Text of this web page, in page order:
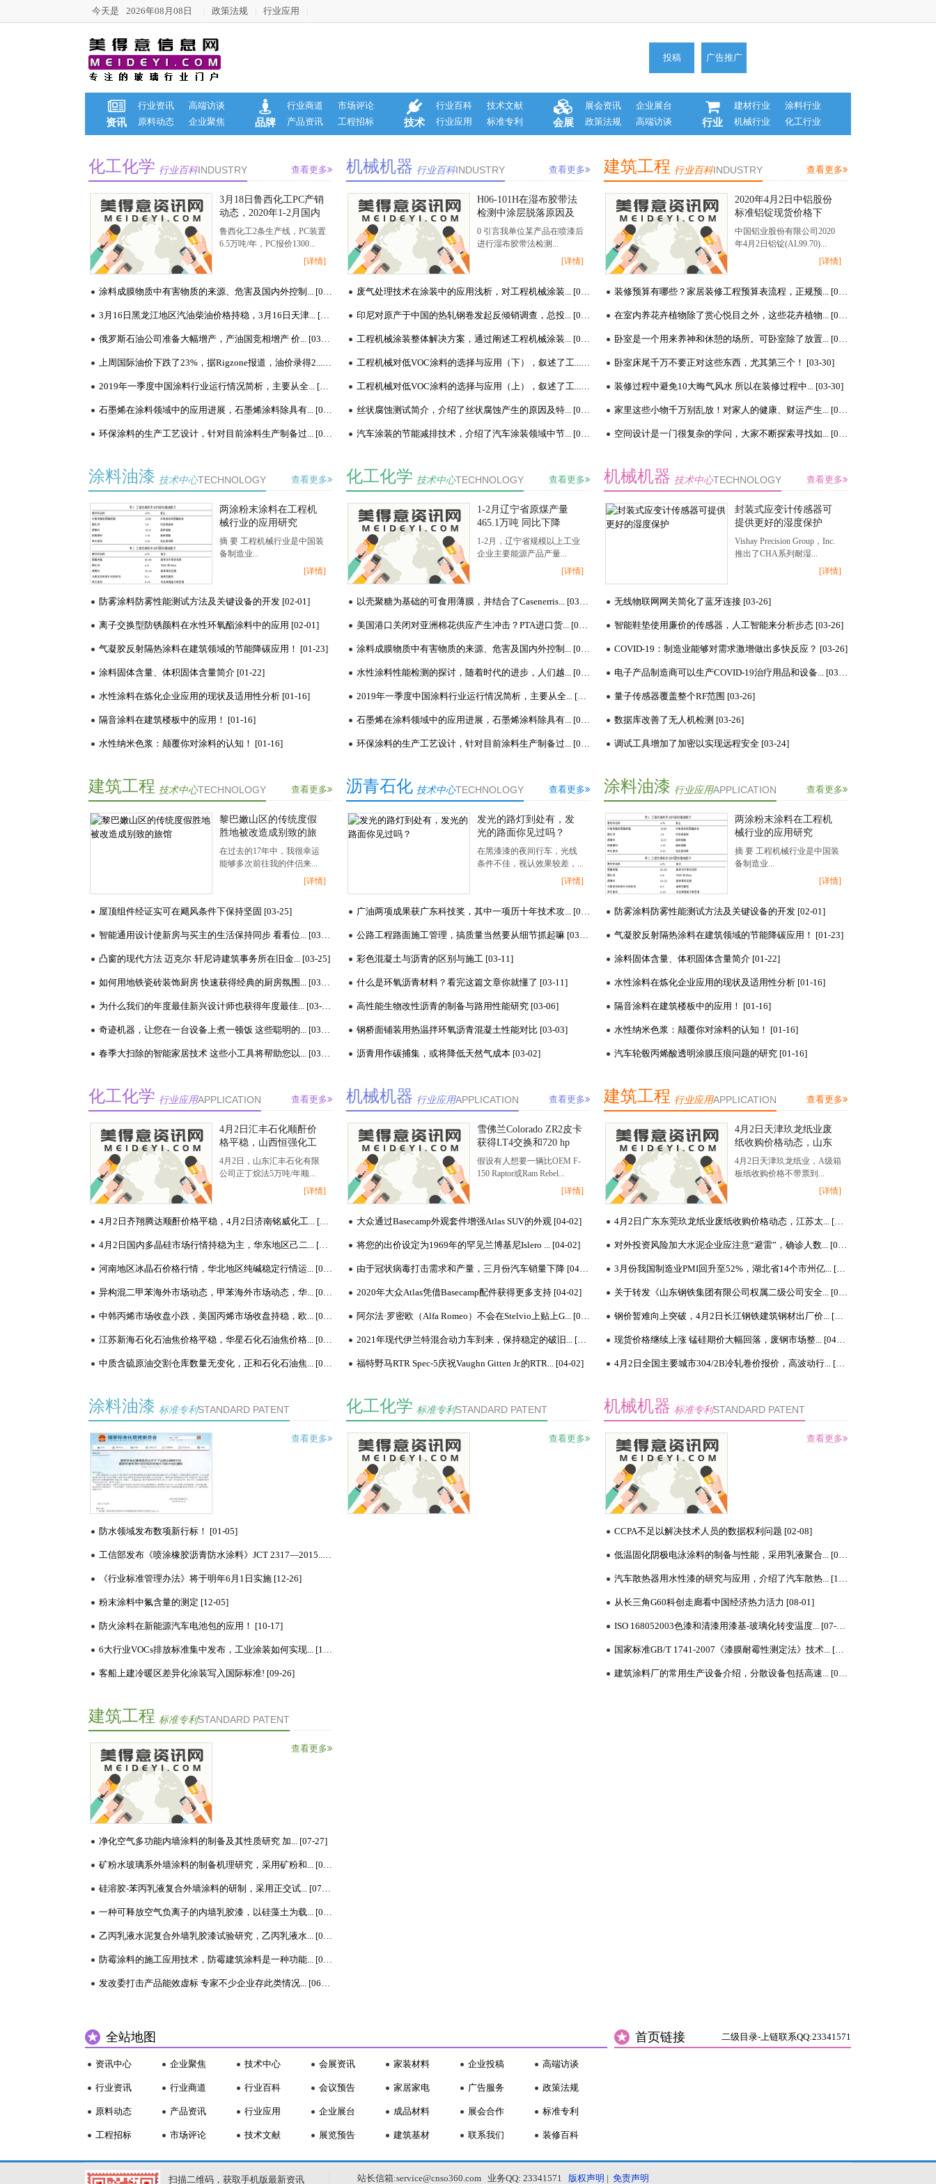
今天是 2026年08月08日 政策法规 行业应用
投稿 广告推广
资讯
行业资讯
高端访谈
原料动态
企业聚焦 品牌
行业商道
市场评论
产品资讯
工程招标 技术
行业百科
技术文献
行业应用
标准专利 会展
展会资讯
企业展台
政策法规
高端访谈 行业
建材行业
涂料行业
机械行业
化工行业
化工化学 行业百科INDUSTRY 查看更多
3月18日鲁西化工PC产销
动态，2020年1-2月国内
橡胶轮胎外胎产量为
8086.5万条
鲁西化工2条生产线，PC装置
6.5万吨/年，PC报价1300...
[详情]
涂料成膜物质中有害物质的来源、危害及国内外控制... [03-18]
3月16日黑龙江地区汽油柴油价格持稳，3月16日天津... [03-16]
俄罗斯石油公司准备大幅增产，产油国竞相增产 价... [03-16]
上周国际油价下跌了23%，据Rigzone报道，油价录得2... [03-16]
2019年一季度中国涂料行业运行情况简析，主要从全... [03-16]
石墨烯在涂料领域中的应用进展，石墨烯涂料除具有... [03-16]
环保涂料的生产工艺设计，针对目前涂料生产制备过... [03-16]
机械机器 行业百科INDUSTRY 查看更多
H06-101H在湿布胶带法
检测中涂层脱落原因及
对策，针对制件在喷涂
H06-101H 底漆后进行湿
0 引言我单位某产品在喷漆后
进行湿布胶带法检测...
[详情]
废气处理技术在涂装中的应用浅析，对工程机械涂装... [03-17]
印尼对原产于中国的热轧钢卷发起反倾销调查，总投... [03-16]
工程机械涂装整体解决方案，通过阐述工程机械涂装... [03-16]
工程机械对低VOC涂料的选择与应用（下），叙述了工... [03-16]
工程机械对低VOC涂料的选择与应用（上），叙述了工... [03-16]
丝状腐蚀测试简介，介绍了丝状腐蚀产生的原因及特... [03-16]
汽车涂装的节能减排技术，介绍了汽车涂装领域中节... [03-16]
建筑工程 行业百科INDUSTRY 查看更多
2020年4月2日中铝股份
标准铝锭现货价格下
调，2020年4月2日中铝
股份氧化铝现货合同价
兰炭镁电镁锭报价下调
中国铝业股份有限公司2020
年4月2日铝锭(AL99.70)...
[详情]
装修预算有哪些？家居装修工程预算表流程，正规预... [03-30]
在室内养花卉植物除了赏心悦目之外，这些花卉植物... [03-30]
卧室是一个用来养神和休憩的场所。可卧室除了放置... [03-30]
卧室床尾千万不要正对这些东西，尤其第三个！ [03-30]
装修过程中避免10大晦气风水 所以在装修过程中... [03-30]
家里这些小物千万别乱放！对家人的健康、财运产生... [03-30]
空间设计是一门很复杂的学问，大家不断探索寻找如... [03-30]
涂料油漆 技术中心TECHNOLOGY 查看更多
两涂粉末涂料在工程机
械行业的应用研究
摘 要 工程机械行业是中国装
备制造业...
[详情]
防雾涂料防雾性能测试方法及关键设备的开发 [02-01]
离子交换型防锈颜料在水性环氧酯涂料中的应用 [02-01]
气凝胶反射隔热涂料在建筑领域的节能降碳应用！ [01-23]
涂料固体含量、体积固体含量简介 [01-22]
水性涂料在炼化企业应用的现状及适用性分析 [01-16]
隔音涂料在建筑楼板中的应用！ [01-16]
水性纳米色浆：颠覆你对涂料的认知！ [01-16]
化工化学 技术中心TECHNOLOGY 查看更多
1-2月辽宁省原煤产量
465.1万吨 同比下降
9.6%，1-2月陕西省规上
工业原煤产量7937.88万
1-2月，辽宁省规模以上工业
企业主要能源产品产量...
[详情]
以壳聚糖为基础的可食用薄膜，并结合了Casenerris... [03-27]
美国港口关闭对亚洲棉花供应产生冲击？PTA进口货... [03-27]
涂料成膜物质中有害物质的来源、危害及国内外控制... [03-18]
水性涂料性能检测的探讨，随着时代的进步，人们越... [03-17]
2019年一季度中国涂料行业运行情况简析，主要从全... [03-16]
石墨烯在涂料领域中的应用进展，石墨烯涂料除具有... [03-16]
环保涂料的生产工艺设计，针对目前涂料生产制备过... [03-16]
机械机器 技术中心TECHNOLOGY 查看更多
封装式应变计传感器可
提供更好的湿度保护
Vishay Precision Group，Inc.
推出了CHA系列耐湿...
[详情]
无线物联网网关简化了蓝牙连接 [03-26]
智能鞋垫使用廉价的传感器，人工智能来分析步态 [03-26]
COVID-19：制造业能够对需求激增做出多快反应？ [03-26]
电子产品制造商可以生产COVID-19治疗用品和设备... [03-26]
量子传感器覆盖整个RF范围 [03-26]
数据库改善了无人机检测 [03-26]
调试工具增加了加密以实现远程安全 [03-24]
建筑工程 技术中心TECHNOLOGY 查看更多
黎巴嫩山区的传统度假
胜地被改造成别致的旅
馆
在过去的17年中，我很幸运
能够多次前往我的伴侣来...
[详情]
屋顶组件经证实可在飓风条件下保持坚固 [03-25]
智能通用设计使新房与买主的生活保持同步 看看位... [03-25]
凸窗的现代方法 迈克尔·轩尼诗建筑事务所在旧金... [03-25]
如何用地铁瓷砖装饰厨房 快速获得经典的厨房氛围... [03-23]
为什么我们的年度最佳新兴设计师也获得年度最佳... [03-23]
奇迹机器，让您在一台设备上煮一顿饭 这些聪明的... [03-20]
春季大扫除的智能家居技术 这些小工具将帮助您以... [03-20]
沥青石化 技术中心TECHNOLOGY 查看更多
发光的路灯到处有，发
光的路面你见过吗？
在黑漆漆的夜间行车，光线
条件不佳，视认效果较差，...
[详情]
广油两项成果获广东科技奖，其中一项历十年技术攻... [03-27]
公路工程路面施工管理，搞质量当然要从细节抓起嘛 [03-17]
彩色混凝土与沥青的区别与施工 [03-11]
什么是环氧沥青材料？看完这篇文章你就懂了 [03-11]
高性能生物改性沥青的制备与路用性能研究 [03-06]
钢桥面铺装用热温拌环氧沥青混凝土性能对比 [03-03]
沥青用作碳捕集，或将降低天然气成本 [03-02]
涂料油漆 行业应用APPLICATION 查看更多
两涂粉末涂料在工程机
械行业的应用研究
摘 要 工程机械行业是中国装
备制造业...
[详情]
防雾涂料防雾性能测试方法及关键设备的开发 [02-01]
气凝胶反射隔热涂料在建筑领域的节能降碳应用！ [01-23]
涂料固体含量、体积固体含量简介 [01-22]
水性涂料在炼化企业应用的现状及适用性分析 [01-16]
隔音涂料在建筑楼板中的应用！ [01-16]
水性纳米色浆：颠覆你对涂料的认知！ [01-16]
汽车轮毂丙烯酸透明涂膜压痕问题的研究 [01-16]
化工化学 行业应用APPLICATION 查看更多
4月2日汇丰石化顺酐价
格平稳，山西恒强化工
顺酐价格下调
4月2日，山东汇丰石化有限
公司正丁烷法5万吨/年顺...
[详情]
4月2日齐翔腾达顺酐价格平稳，4月2日济南铭威化工... [04-02]
4月2日国内多晶硅市场行情持稳为主，华东地区己二... [04-02]
河南地区冰晶石价格行情，华北地区纯碱稳定行情运... [04-02]
异构混二甲苯海外市场动态，甲苯海外市场动态，华... [04-02]
中韩丙烯市场收盘小跌，美国丙烯市场收盘持稳，欧... [04-02]
江苏新海石化石油焦价格平稳，华星石化石油焦价格... [04-02]
中质含硫原油交割仓库数量无变化，正和石化石油焦... [04-02]
机械机器 行业应用APPLICATION 查看更多
雪佛兰Colorado ZR2皮卡
获得LT4交换和720 hp
假设有人想要一辆比OEM F-
150 Raptor或Ram Rebel...
[详情]
大众通过Basecamp外观套件增强Atlas SUV的外观 [04-02]
将您的出价设定为1969年的罕见兰博基尼Islero ... [04-02]
由于冠状病毒打击需求和产量，三月份汽车销量下降 [04-02]
2020年大众Atlas凭借Basecamp配件获得更多支持 [04-02]
阿尔法·罗密欧（Alfa Romeo）不会在Stelvio上贴上G... [04-02]
2021年现代伊兰特混合动力车到来，保持稳定的破旧... [04-02]
福特野马RTR Spec-5庆祝Vaughn Gitten Jr.的RTR... [04-02]
建筑工程 行业应用APPLICATION 查看更多
4月2日天津玖龙纸业废
纸收购价格动态，山东
太康阔叶纸浆最新动
态，山东太康针叶纸浆
叶纸浆最新动态，山东
4月2日天津玖龙纸业，A级箱
板纸收购价格不带票到...
[详情]
4月2日广东东莞玖龙纸业废纸收购价格动态，江苏太... [04-02]
对外投资风险加大水泥企业应注意“避雷”，确诊人数... [04-02]
3月份我国制造业PMI回升至52%，湖北省14个市州亿... [04-02]
关于转发《山东钢铁集团有限公司权属二级公司安全... [04-02]
钢价暂难向上突破，4月2日长江钢铁建筑钢材出厂价... [04-02]
现货价格继续上涨 锰硅期价大幅回落，废钢市场整... [04-02]
4月2日全国主要城市304/2B冷轧卷价报价，高波动行... [04-02]
涂料油漆 标准专利STANDARD PATENT
查看更多
企业碳排放核算与报告
近日，国家标准化管理委员
[详情]
防水领域发布数项新行标！ [01-05]
工信部发布《喷涂橡胶沥青防水涂料》JCT 2317—2015... [12-26]
《行业标准管理办法》将于明年6月1日实施 [12-26]
粉末涂料中氟含量的测定 [12-05]
防火涂料在新能源汽车电池包的应用！ [10-17]
6大行业VOCs排放标准集中发布，工业涂装如何实现... [10-11]
客船上建冷暖区差异化涂装写入国际标准! [09-26]
化工化学 标准专利STANDARD PATENT
查看更多
机械机器 标准专利STANDARD PATENT
查看更多
制矿产资源规划，两部
口港口建设费
近日，为加强矿产资源勘
[详情]
CCPA不足以解决技术人员的数据权利问题 [02-08]
低温固化阴极电泳涂料的制备与性能，采用乳液聚合... [01-15]
汽车散热器用水性漆的研究与应用，介绍了汽车散热... [10-03]
从长三角G60科创走廊看中国经济热力活力 [08-01]
ISO 168052003色漆和清漆用漆基-玻璃化转变温度... [07-09]
国家标准GB/T 1741-2007《漆膜耐霉性测定法》技术... [07-08]
建筑涂料厂的常用生产设备介绍，分散设备包括高速... [07-03]
建筑工程 标准专利STANDARD PATENT
查看更多
苯系物测定方法的改进
苯系物测定的改进方法
0 前 言随着现代人们生活质
[详情]
净化空气多功能内墙涂料的制备及其性质研究 加... [07-27]
矿粉水玻璃系外墙涂料的制备机理研究，采用矿粉和... [07-13]
硅溶胶-苯丙乳液复合外墙涂料的研制，采用正交试... [07-13]
一种可释放空气负离子的内墙乳胶漆，以硅藻土为载... [07-13]
乙丙乳液水泥复合外墙乳胶漆试验研究，乙丙乳液水... [07-13]
防霉涂料的施工应用技术，防霉建筑涂料是一种功能... [07-11]
发改委打击产品能效虚标 专家不少企业存此类情况... [06-16]
全站地图
资讯中心
行业资讯
原料动态
工程招标
企业聚焦
行业商道
产品资讯
市场评论
技术中心
行业百科
行业应用
技术文献
会展资讯
会议预告
企业展台
展览预告
家装材料
家居家电
成品材料
建筑基材
企业投稿
广告服务
展会合作
联系我们
高端访谈
政策法规
标准专利
装修百科
首页链接 二级目录-上链联系QQ:23341571
扫描二维码，获取手机版最新资讯 站长信箱:service@cnso360.com 业务QQ: 23341571 版权声明 | 免责声明